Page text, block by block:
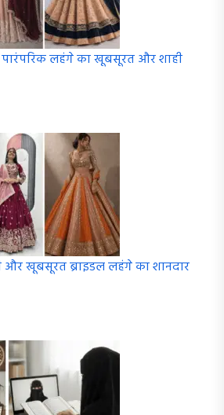
पारंपरिक लहंगे का खूबसूरत और शाही
और खूबसूरत ब्राइडल लहंगे का शानदार